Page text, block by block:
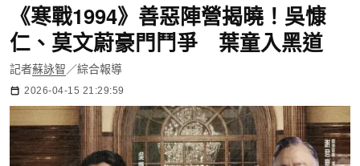
《寒戰1994》善惡陣營揭曉！吳慷
仁、莫文蔚豪門鬥爭 葉童入黑道
記者蘇詠智 ／綜合報導
2026-04-15 21:29:59